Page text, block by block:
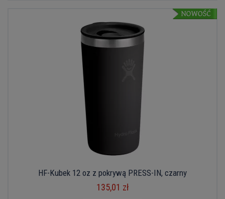
HF-Kubek 12 oz z pokrywą PRESS-IN, czarny
135,01 zł